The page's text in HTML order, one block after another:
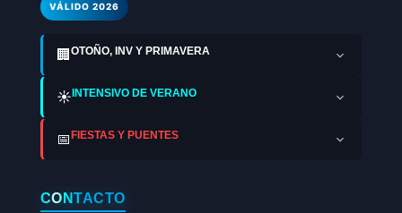
VÁLIDO 2026
🏢 OTOÑO, INV Y PRIMAVERA
☀️INTENSIVO DE VERANO
📅FIESTAS Y PUENTES
CONTACTO